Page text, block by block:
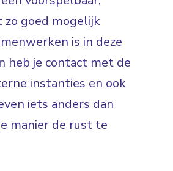
zo goed mogelijk
is in deze
heb je contact met de
instanties en ook
iets anders dan
manier de rust te